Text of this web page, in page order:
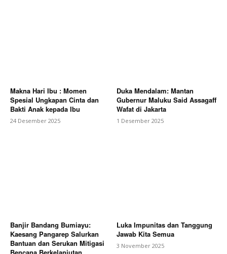
Makna Hari Ibu : Momen
Spesial Ungkapan Cinta dan
Bakti Anak kepada Ibu
24 Desember 2025
Duka Mendalam: Mantan
Gubernur Maluku Said Assagaff
Wafat di Jakarta
1 Desember 2025
Banjir Bandang Bumiayu:
Kaesang Pangarep Salurkan
Bantuan dan Serukan Mitigasi
Luka Impunitas dan Tanggung
Jawab Kita Semua
3 November 2025